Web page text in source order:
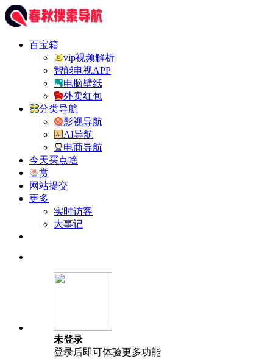
百宝箱
vip视频解析
智能电视APP
电脑壁纸
外卖红包
分类导航
影视导航
AI导航
电商导航
今天买点啥
赏
网站提交
更多
实时访客
大事记
未登录
登录后即可体验更多功能